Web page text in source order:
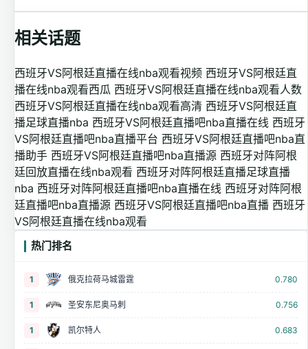
相关话题
西班牙VS阿根廷直播在线nba观看视频 西班牙VS阿根廷直
播在线nba观看西瓜 西班牙VS阿根廷直播在线nba观看人数
西班牙VS阿根廷直播在线nba观看高清 西班牙VS阿根廷直
播足球直播nba 西班牙VS阿根廷直播吧nba直播在线 西班牙
VS阿根廷直播吧nba直播平台 西班牙VS阿根廷直播吧nba直
播助手 西班牙VS阿根廷直播吧nba直播源 西班牙对阵阿根
廷回放直播在线nba观看 西班牙对阵阿根廷直播足球直播
nba 西班牙对阵阿根廷直播吧nba直播在线 西班牙对阵阿根
廷直播吧nba直播源 西班牙VS阿根廷直播吧nba直播 西班牙
VS阿根廷直播在线nba观看
热门排名
1 俄克拉荷马城雷霆 0.780
1 圣安东尼奥马刺 0.756
1 凯尔特人 0.683